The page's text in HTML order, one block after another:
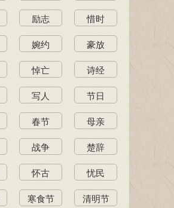
励志 惜时
婉约 豪放
悼亡 诗经
写人 节日
春节 母亲
战争 楚辞
怀古 忧民
寒食节 清明节